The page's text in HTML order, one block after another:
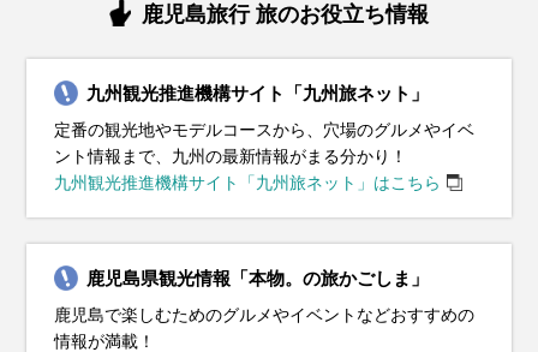
鹿児島旅行 旅のお役立ち情報
九州観光推進機構サイト「九州旅ネット」
定番の観光地やモデルコースから、穴場のグルメやイベ
ント情報まで、九州の最新情報がまる分かり！
九州観光推進機構サイト「九州旅ネット」はこちら
鹿児島県観光情報「本物。の旅かごしま」
鹿児島で楽しむためのグルメやイベントなどおすすめの
情報が満載！